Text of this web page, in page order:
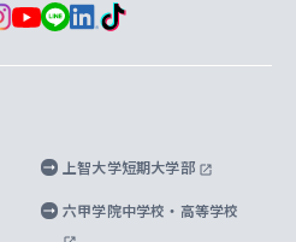
ィーズ研究科
ター
イノベーションセンター
修学支援新制度
金
用と奨学金
クmagazine
・アイデンティティ
智大学学生歌
キャンパスでの撮影について
活動等の情報公表
上智大学短期大学部
六甲学院中学校・高等学校